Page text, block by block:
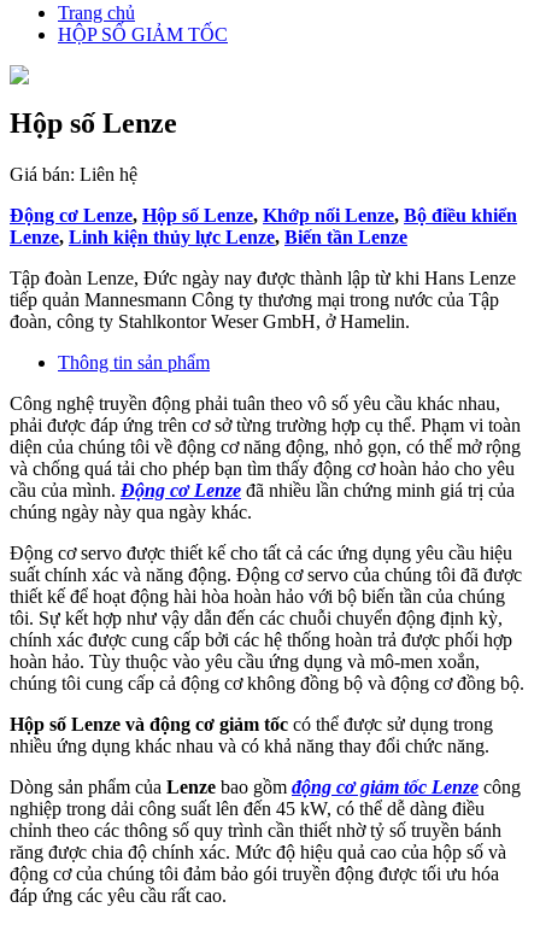
Trang chủ
HỘP SỐ GIẢM TỐC
Hộp số Lenze
Giá bán: Liên hệ
Động cơ Lenze, Hộp số Lenze, Khớp nối Lenze, Bộ điều khiển
Lenze, Linh kiện thủy lực Lenze, Biến tần Lenze
Tập đoàn Lenze, Đức ngày nay được thành lập từ khi Hans Lenze
tiếp quản Mannesmann Công ty thương mại trong nước của Tập
đoàn, công ty Stahlkontor Weser GmbH, ở Hamelin.
Thông tin sản phẩm
Công nghệ truyền động phải tuân theo vô số yêu cầu khác nhau,
phải được đáp ứng trên cơ sở từng trường hợp cụ thể. Phạm vi toàn
diện của chúng tôi về động cơ năng động, nhỏ gọn, có thể mở rộng
và chống quá tải cho phép bạn tìm thấy động cơ hoàn hảo cho yêu
cầu của mình. Động cơ Lenze đã nhiều lần chứng minh giá trị của
chúng ngày này qua ngày khác.
Động cơ servo được thiết kế cho tất cả các ứng dụng yêu cầu hiệu
suất chính xác và năng động. Động cơ servo của chúng tôi đã được
thiết kế để hoạt động hài hòa hoàn hảo với bộ biến tần của chúng
tôi. Sự kết hợp như vậy dẫn đến các chuỗi chuyển động định kỳ,
chính xác được cung cấp bởi các hệ thống hoàn trả được phối hợp
hoàn hảo. Tùy thuộc vào yêu cầu ứng dụng và mô-men xoắn,
chúng tôi cung cấp cả động cơ không đồng bộ và động cơ đồng bộ.
Hộp số Lenze và động cơ giảm tốc có thể được sử dụng trong
nhiều ứng dụng khác nhau và có khả năng thay đổi chức năng.
Dòng sản phẩm của Lenze bao gồm động cơ giảm tốc Lenze công
nghiệp trong dải công suất lên đến 45 kW, có thể dễ dàng điều
chỉnh theo các thông số quy trình cần thiết nhờ tỷ số truyền bánh
răng được chia độ chính xác. Mức độ hiệu quả cao của hộp số và
động cơ của chúng tôi đảm bảo gói truyền động được tối ưu hóa
đáp ứng các yêu cầu rất cao.